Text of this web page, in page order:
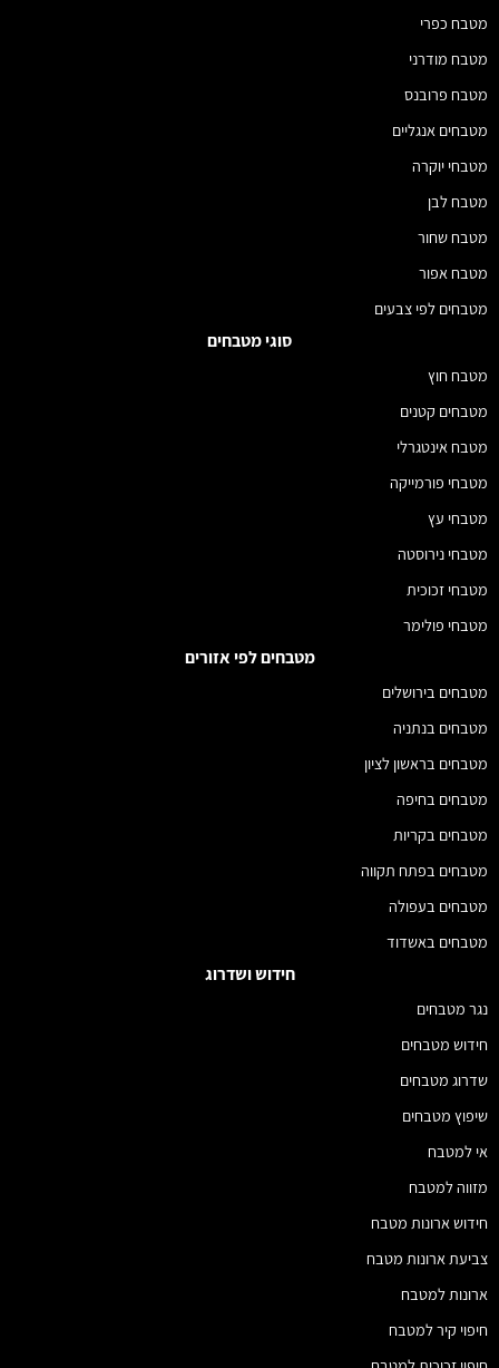
מטבח כפרי
מטבח מודרני
מטבח פרובנס
מטבחים אנגליים
מטבחי יוקרה
מטבח לבן
מטבח שחור
מטבח אפור
מטבחים לפי צבעים
סוגי מטבחים
מטבח חוץ
מטבחים קטנים
מטבח אינטגרלי
מטבחי פורמייקה
מטבחי עץ
מטבחי נירוסטה
מטבחי זכוכית
מטבחי פולימר
מטבחים לפי אזורים
מטבחים בירושלים
מטבחים בנתניה
מטבחים בראשון לציון
מטבחים בחיפה
מטבחים בקריות
מטבחים בפתח תקווה
מטבחים בעפולה
מטבחים באשדוד
חידוש ושדרוג
נגר מטבחים
חידוש מטבחים
שדרוג מטבחים
שיפוץ מטבחים
אי למטבח
מזווה למטבח
חידוש ארונות מטבח
צביעת ארונות מטבח
ארונות למטבח
חיפוי קיר למטבח